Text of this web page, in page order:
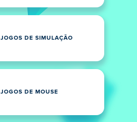
JOGOS DE SIMULAÇÃO
JOGOS DE MOUSE